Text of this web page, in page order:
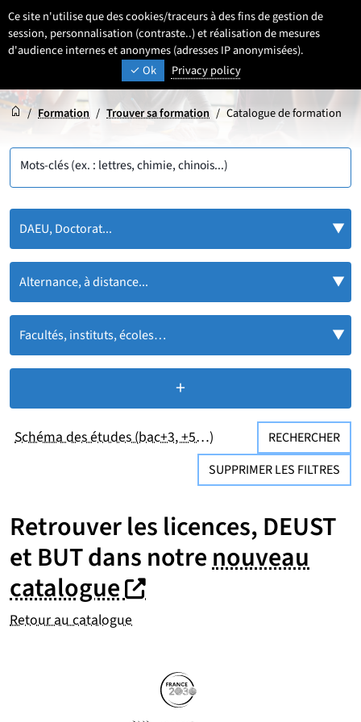
Ce site n'utilise que des cookies/traceurs à des fins de gestion de
session, personnalisation (contraste..) et réalisation de mesures
d'audience internes et anonymes (adresses IP anonymisées).
Ok
Privacy policy
Aller
au
contenu
Aller
au
menu
Aller
au
pied
page
UNIVERSITÉ DE LILLE
INSPIRONS DEMAIN
ParamétrageSélectionner une
FR
- Français
Accueil
Accueil
/ Formation / Trouver sa formation / Catalogue de formation
Mots-clés (ex. : lettres, chimie, chinois...)
DAEU, Doctorat...
Alternance, à distance...
Facultés, instituts, écoles…
+de critères de
Schéma des études (bac+3, +5…)
RECHERCHER
SUPPRIMER LES FILTRES
Retrouver les licences, DEUST
et BUT dans notrenouveau
catalogue(nouvelle fenêtre)
(nouvelle fenêtre)
Retour au catalogue
(nouvelle fenêtre)